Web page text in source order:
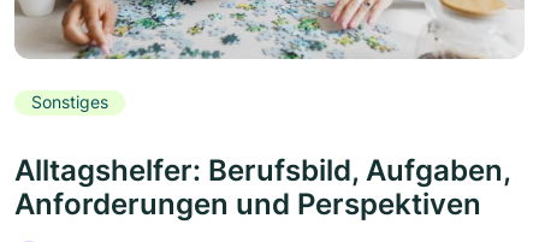
Sonstiges
Alltagshelfer: Berufsbild, Aufgaben,
Anforderungen und Perspektiven